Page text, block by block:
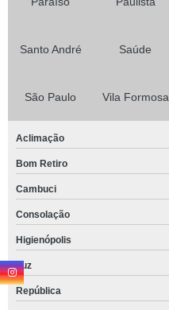
Santo André Saúde
São Paulo Vila Formosa
Aclimação
Bom Retiro
Cambuci
Consolação
Higienópolis
Luz
República